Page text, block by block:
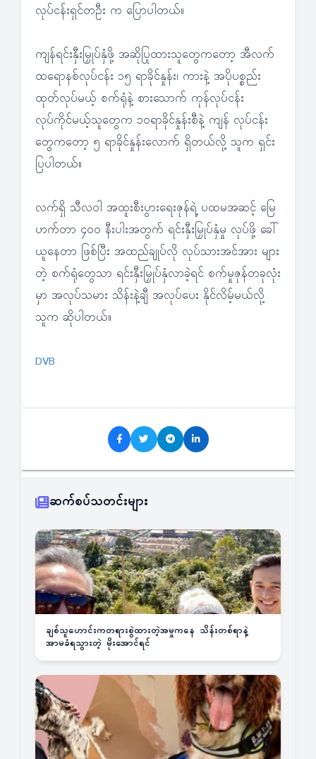
လုပ်ငန်းရှင်တဦး က ပြောပါတယ်။
ကျန်ရင်းနှီးမြှုပ်နှံဖို့ အဆိုပြုထားသူတွေကတော့ အီလက်
ထရောနစ်လုပ်ငန်း ၁၅ ရာခိုင်နှုန်း၊ ကားနဲ့ အပိုပစ္စည်း
ထုတ်လုပ်မယ့် စက်ရုံနဲ့ စားသောက် ကုန်လုပ်ငန်း
လုပ်ကိုင်မယ့်သူတွေက ၁၀ရာခိုင်နှုန်းစီနဲ့ ကျန် လုပ်ငန်း
တွေကတော့ ၅ ရာခိုင်နှုန်းလောက် ရှိတယ်လို့ သူက ရှင်း
ပြပါတယ်။
လက်ရှိ သီလဝါ အထူးစီးပွားရေးဇုန်ရဲ့ ပထမအဆင့် မြေ
ဟက်တာ ၄၀၀ နီးပါးအတွက် ရင်းနှီးမြှုပ်နှံမှု လုပ်ဖို့ ခေါ်
ယူနေတာ ဖြစ်ပြီး အထည်ချုပ်လို လုပ်သားအင်အား များ
တဲ့ စက်ရုံတွေသာ ရင်းနှီးမြှုပ်နှံလာခဲ့ရင် စက်မှုဇုန်တခုလုံး
မှာ အလုပ်သမား သိန်းနဲ့ချီ အလုပ်ပေး နိုင်လိမ့်မယ်လို့
သူက ဆိုပါတယ်။
DVB
ဆက်စပ်သတင်းများ
ချစ်သူဟောင်းကတရားစွဲထားတဲ့အမှုကနေ သိန်းတစ်ရာနဲ့
အာမခံရသွားတဲ့ မိုးအောင်ရင်